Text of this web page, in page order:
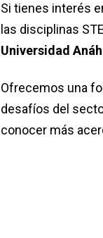
Si tienes interés
las disciplinas
Universidad
Ofrecemos una
desafíos del
conocer más